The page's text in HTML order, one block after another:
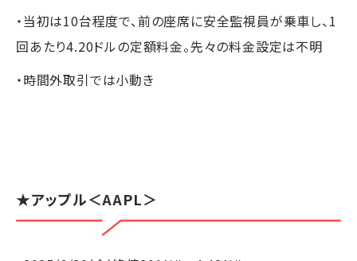
・当初は10台程度で、前の座席に安全監視員が乗車し、1
回あたり4.20ドルの定額料金。先々の料金設定は不明
・時間外取引では小動き
★アップル＜AAPL＞